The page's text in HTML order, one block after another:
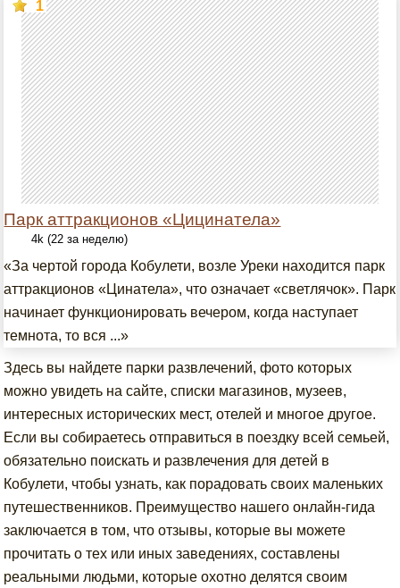
Парк аттракционов «Цицинатела»
1
4k (22 за неделю)
«За чертой города Кобулети, возле Уреки находится парк
аттракционов «Цинатела», что означает «светлячок». Парк
начинает функционировать вечером, когда наступает
темнота, то вся ...»
Здесь вы найдете парки развлечений, фото которых
можно увидеть на сайте, списки магазинов, музеев,
интересных исторических мест, отелей и многое другое.
Если вы собираетесь отправиться в поездку всей семьей,
обязательно поискать и развлечения для детей в
Кобулети, чтобы узнать, как порадовать своих маленьких
путешественников. Преимущество нашего онлайн-гида
заключается в том, что отзывы, которые вы можете
прочитать о тех или иных заведениях, составлены
реальными людьми, которые охотно делятся своим